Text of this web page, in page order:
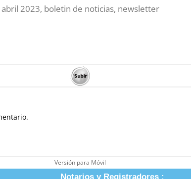
abril 2023, boletin de noticias, newsletter
Versión para Móvil
Notarios y Registradores :